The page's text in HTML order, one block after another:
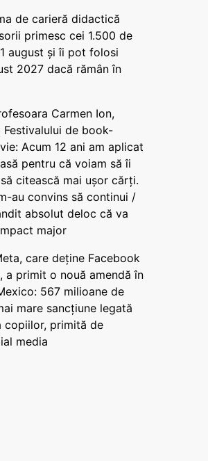
de carieră didactică
primesc cei 1.500 de
august și îi pot folosi
2027 dacă rămân în
Carmen Ion,
de book-
Acum 12 ani am aplicat
pentru că voiam să îi
citească mai ușor cărți.
au convins să continui /
absolut deloc că va
major
care deține Facebook
a primit o nouă amendă în
567 milioane de
mare sancțiune legată
copiilor, primită de
media